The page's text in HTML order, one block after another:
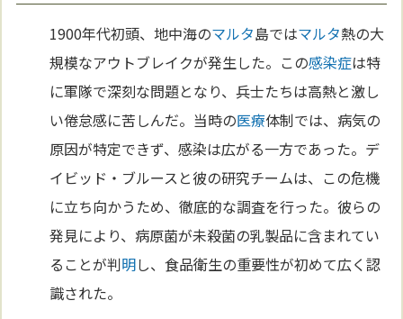
1900年代初頭、地中海のマルタ島ではマルタ熱の大
規模なアウトブレイクが発生した。この感染症は特
に軍隊で深刻な問題となり、兵士たちは高熱と激し
い倦怠感に苦しんだ。当時の医療体制では、病気の
原因が特定できず、感染は広がる一方であった。デ
イビッド・ブルースと彼の研究チームは、この危機
に立ち向かうため、徹底的な調査を行った。彼らの
発見により、病原菌が未殺菌の乳製品に含まれてい
ることが判明し、食品衛生の重要性が初めて広く認
識された。